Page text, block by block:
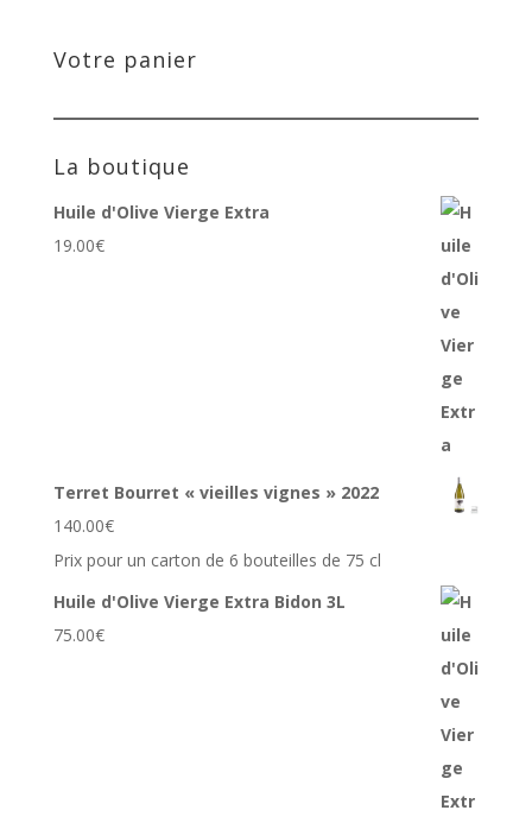
Votre panier
La boutique
Huile d'Olive Vierge Extra
19.00€
Terret Bourret « vieilles vignes » 2022
140.00€
Prix pour un carton de 6 bouteilles de 75 cl
Huile d'Olive Vierge Extra Bidon 3L
75.00€